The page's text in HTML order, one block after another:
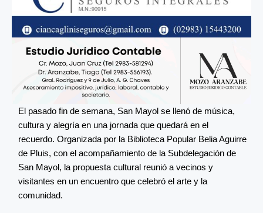
El pasado fin de semana, San Mayol se llenó de música,
cultura y alegría en una jornada que quedará en el
recuerdo. Organizada por la Biblioteca Popular Belia Aguirre
de Pluis, con el acompañamiento de la Subdelegación de
San Mayol, la propuesta cultural reunió a vecinos y
visitantes en un encuentro que celebró el arte y la
comunidad.